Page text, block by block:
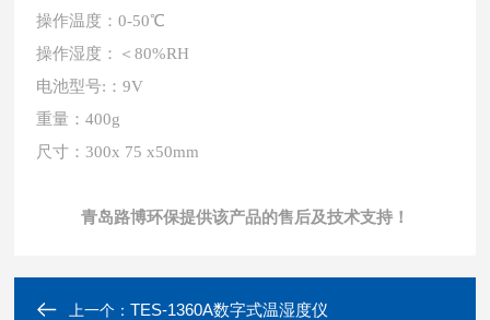
操作温度：0-50℃
操作湿度：＜80%RH
电池型号:：9V
重量：400g
尺寸：300x 75 x50mm
青岛路博环保提供该产品的售后及技术支持！
上一个：TES-1360A数字式温湿度仪